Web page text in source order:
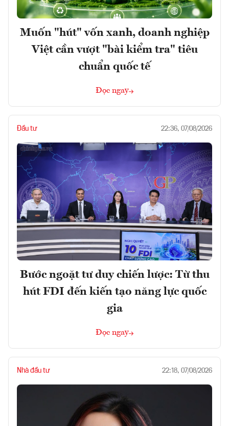
Muốn "hút" vốn xanh, doanh nghiệp
Việt cần vượt "bài kiểm tra" tiêu
chuẩn quốc tế
Đọc ngay
Đầu tư 22:36, 07/08/2026
Bước ngoặt tư duy chiến lược: Từ thu
hút FDI đến kiến tạo năng lực quốc
gia
Đọc ngay
Nhà đầu tư 22:18, 07/08/2026